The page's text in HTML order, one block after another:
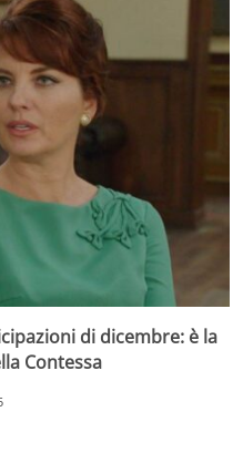
di dicembre: è la
Contessa